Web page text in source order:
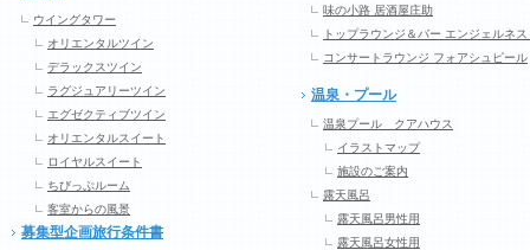
ウイングタワー
オリエンタルツイン
デラックスツイン
ラグジュアリーツイン
エグゼクティブツイン
オリエンタルスイート
ロイヤルスイート
ちびっぷルーム
客室からの風景
募集型企画旅行条件書
味の小路 居酒屋庄助
トップラウンジ＆バー エンジェルネス
コンサートラウンジ フォアシュピール
温泉・プール
温泉プール クアハウス
イラストマップ
施設のご案内
露天風呂
露天風呂男性用
露天風呂女性用